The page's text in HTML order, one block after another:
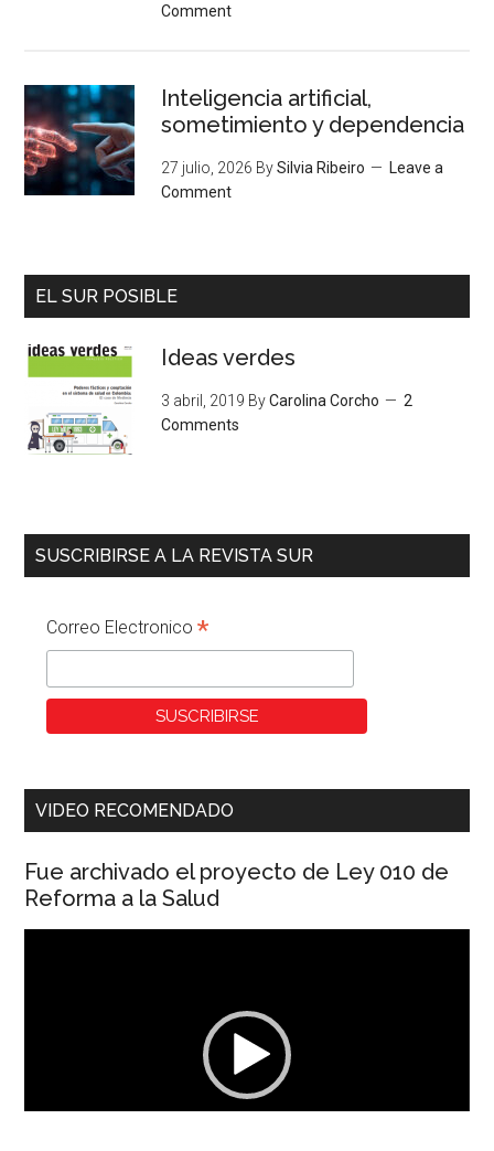
Comment
Inteligencia artificial,
sometimiento y dependencia
27 julio, 2026 BySilvia Ribeiro
Leave a
Comment
EL SUR POSIBLE
Ideas verdes
3 abril, 2019 ByCarolina Corcho
2
Comments
SUSCRIBIRSE A LA REVISTA SUR
Correo Electronico*
VIDEO RECOMENDADO
Fue archivado el proyecto de Ley 010 de
Reforma a la Salud